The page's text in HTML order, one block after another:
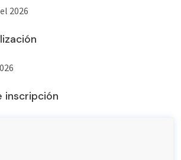
2026
inscripción